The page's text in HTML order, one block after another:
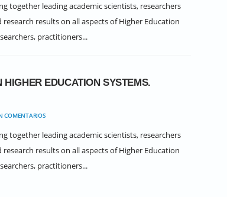
together leading academic scientists, researchers
results on all aspects of Higher Education
practitioners...
EDUCATION SYSTEMS.
COMENTARIOS
together leading academic scientists, researchers
results on all aspects of Higher Education
practitioners...